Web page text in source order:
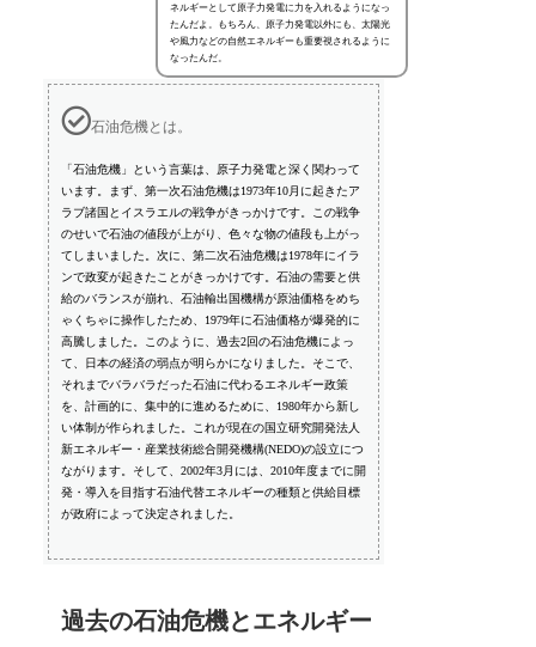
ネルギーとして原子力発電に力を入れるようになっ
たんだよ。もちろん、原子力発電以外にも、太陽光
や風力などの自然エネルギーも重要視されるように
なったんだ。
石油危機とは。
「石油危機」という言葉は、原子力発電と深く関わって
います。まず、第一次石油危機は1973年10月に起きたア
ラブ諸国とイスラエルの戦争がきっかけです。この戦争
のせいで石油の値段が上がり、色々な物の値段も上がっ
てしまいました。次に、第二次石油危機は1978年にイラ
ンで政変が起きたことがきっかけです。石油の需要と供
給のバランスが崩れ、石油輸出国機構が原油価格をめち
ゃくちゃに操作したため、1979年に石油価格が爆発的に
高騰しました。このように、過去2回の石油危機によっ
て、日本の経済の弱点が明らかになりました。そこで、
それまでバラバラだった石油に代わるエネルギー政策
を、計画的に、集中的に進めるために、1980年から新し
い体制が作られました。これが現在の国立研究開発法人
新エネルギー・産業技術総合開発機構(NEDO)の設立につ
ながります。そして、2002年3月には、2010年度までに開
発・導入を目指す石油代替エネルギーの種類と供給目標
が政府によって決定されました。
過去の石油危機とエネルギー